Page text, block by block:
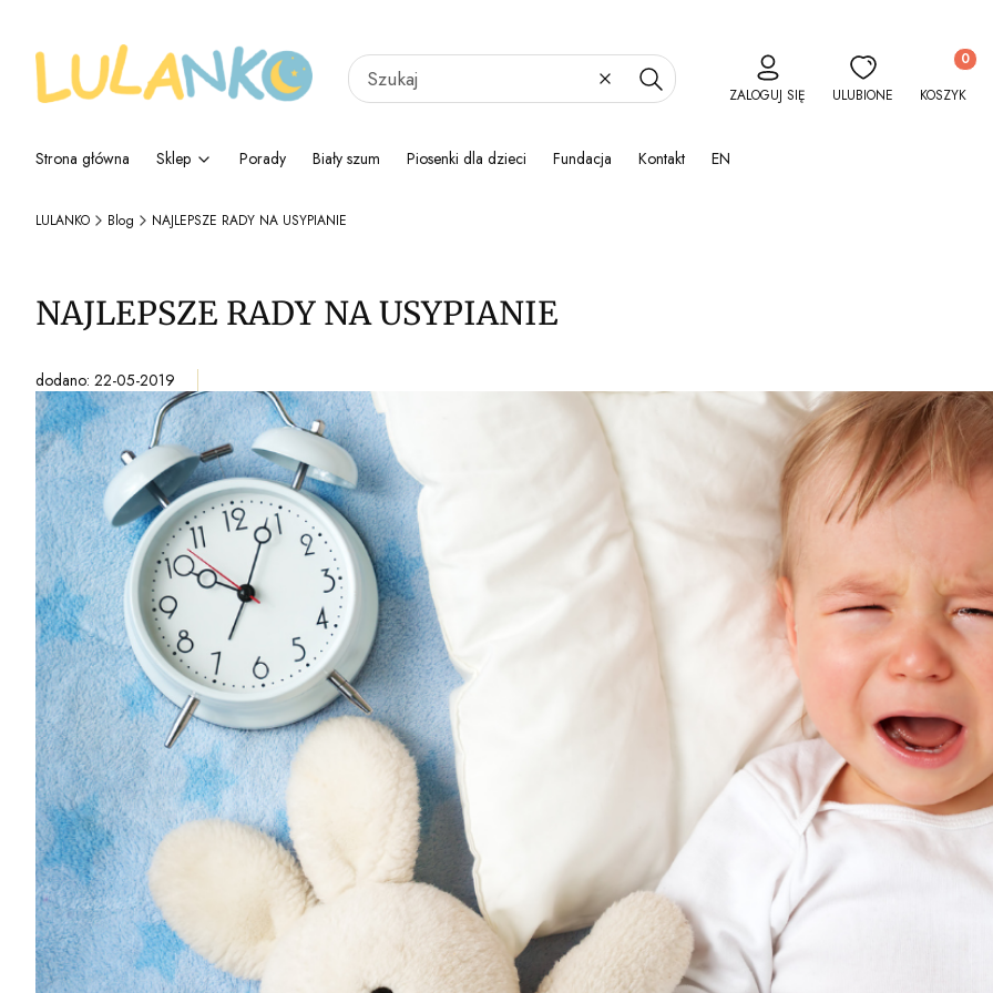
WyczyśćSzukaj ZALOGUJ SIĘ ULUBIONE KOSZYK
Strona główna Sklep Porady Biały szum Piosenki dla dzieci Fundacja Kontakt EN
LULANKO Blog NAJLEPSZE RADY NA USYPIANIE
NAJLEPSZE RADY NA USYPIANIE
dodano: 22-05-2019